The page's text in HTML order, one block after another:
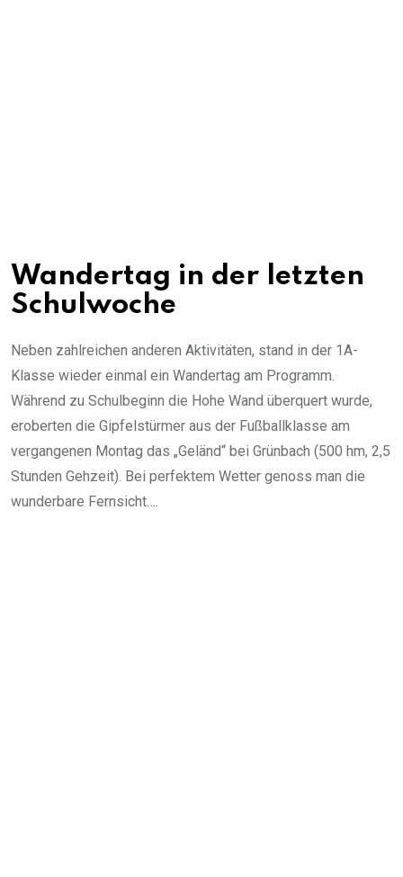
Wandertag in der letzten
Schulwoche
Neben zahlreichen anderen Aktivitäten, stand in der 1A-
Klasse wieder einmal ein Wandertag am Programm.
Während zu Schulbeginn die Hohe Wand überquert wurde,
eroberten die Gipfelstürmer aus der Fußballklasse am
vergangenen Montag das „Geländ“ bei Grünbach (500 hm, 2,5
Stunden Gehzeit). Bei perfektem Wetter genoss man die
wunderbare Fernsicht….